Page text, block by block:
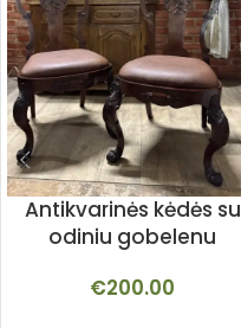
Antikvarinės kėdės su
odiniu gobelenu
€200.00